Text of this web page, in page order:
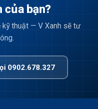
của bạn?
thuật — V Xanh sẽ tư
0902.678.327